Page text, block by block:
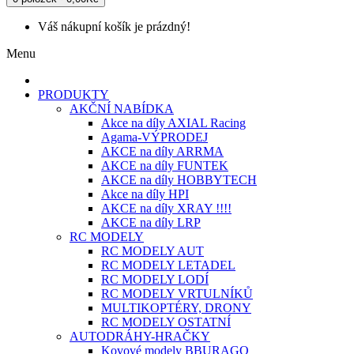
Váš nákupní košík je prázdný!
Menu
PRODUKTY
AKČNÍ NABÍDKA
Akce na díly AXIAL Racing
Agama-VÝPRODEJ
AKCE na díly ARRMA
AKCE na díly FUNTEK
AKCE na díly HOBBYTECH
Akce na díly HPI
AKCE na díly XRAY !!!!
AKCE na díly LRP
RC MODELY
RC MODELY AUT
RC MODELY LETADEL
RC MODELY LODÍ
RC MODELY VRTULNÍKŮ
MULTIKOPTÉRY, DRONY
RC MODELY OSTATNÍ
AUTODRÁHY-HRAČKY
Kovové modely BBURAGO